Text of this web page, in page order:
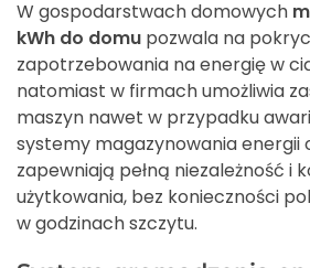
W gospodarstwach domowych
kWh do domu pozwala na
zapotrzebowania na energię w
natomiast w firmach umożliwia
maszyn nawet w przypadku
systemy magazynowania energii
zapewniają pełną niezależność i
użytkowania, bez konieczności
w godzinach szczytu.